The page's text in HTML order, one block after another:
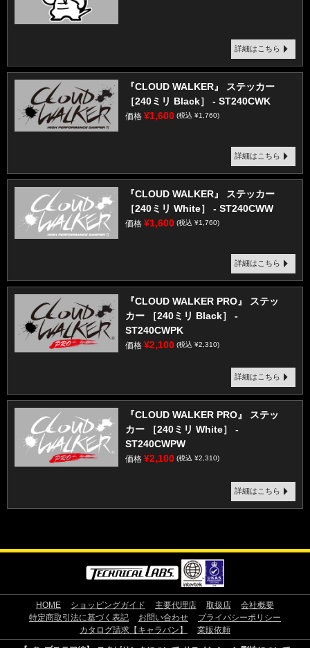
詳細はこちら
『CLOUD WALKER』 ステッカー
［240ミリ Black］ - ST240CWK
価格 ¥1,600 (税込 ¥1,760)
詳細はこちら
『CLOUD WALKER』 ステッカー
［240ミリ White］ - ST240CWW
価格 ¥1,600 (税込 ¥1,760)
詳細はこちら
『CLOUD WALKER PRO』 ステッ
カー ［240ミリ Black］ -
ST240CWPK
価格 ¥2,100 (税込 ¥2,310)
詳細はこちら
『CLOUD WALKER PRO』 ステッ
カー ［240ミリ White］ -
ST240CWPW
価格 ¥2,100 (税込 ¥2,310)
詳細はこちら
HOME ショッピングガイド 主要代理店 取扱店
会社概要
特定商取引法に基づく表記
お問い合わせ
プライバシーポリシー
カタログ請求【キャラバン】
業販依頼